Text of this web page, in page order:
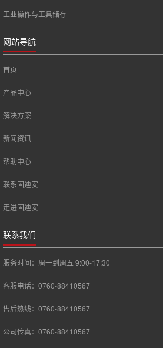
工业操作与工具储存
网站导航
首页
产品中心
解决方案
新闻资讯
帮助中心
联系固迪安
走进固迪安
联系我们
服务时间：周一到周五 9:00-17:30
客服电话：0760-88410567
售后热线：0760-88410567
公司传真：0760-88410567